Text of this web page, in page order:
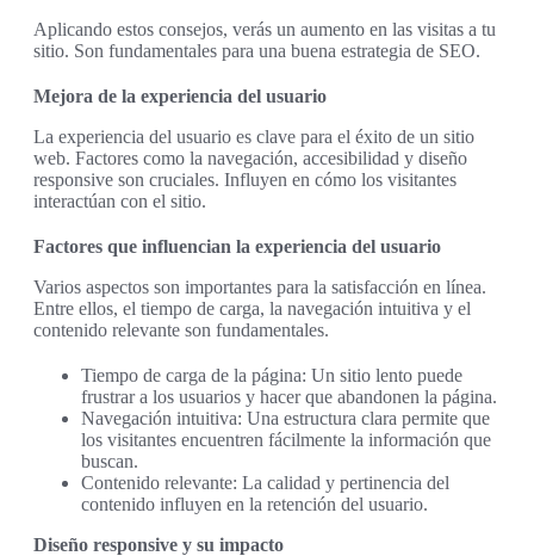
Aplicando estos consejos, verás un aumento en las visitas a tu
sitio. Son fundamentales para una buena estrategia de SEO.
Mejora de la experiencia del usuario
La experiencia del usuario es clave para el éxito de un sitio
web. Factores como la navegación, accesibilidad y diseño
responsive son cruciales. Influyen en cómo los visitantes
interactúan con el sitio.
Factores que influencian la experiencia del usuario
Varios aspectos son importantes para la satisfacción en línea.
Entre ellos, el tiempo de carga, la navegación intuitiva y el
contenido relevante son fundamentales.
Tiempo de carga de la página: Un sitio lento puede
frustrar a los usuarios y hacer que abandonen la página.
Navegación intuitiva: Una estructura clara permite que
los visitantes encuentren fácilmente la información que
buscan.
Contenido relevante: La calidad y pertinencia del
contenido influyen en la retención del usuario.
Diseño responsive y su impacto